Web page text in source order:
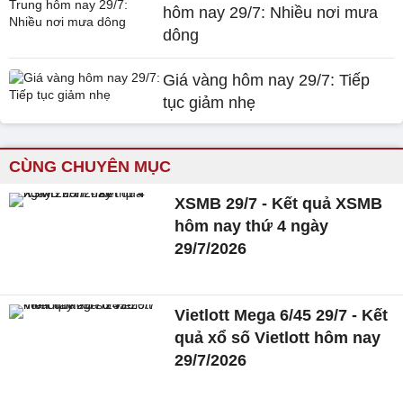
hôm nay 29/7: Nhiều nơi mưa
dông
Giá vàng hôm nay 29/7: Tiếp
tục giảm nhẹ
CÙNG CHUYÊN MỤC
XSMB 29/7 - Kết quả XSMB
hôm nay thứ 4 ngày
29/7/2026
Vietlott Mega 6/45 29/7 - Kết
quả xổ số Vietlott hôm nay
29/7/2026